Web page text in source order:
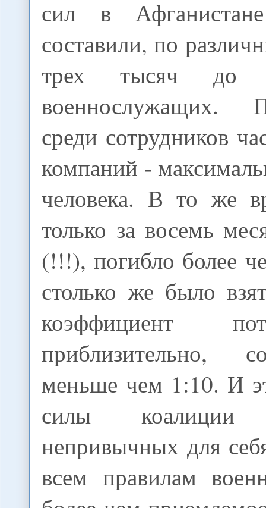
сил в
составили, по
трех тысяч до
военнослужащих.
среди сотрудников
компаний -
человека. В то же
только за восемь
(!!!), погибло более
столько же было
коэффициент
приблизительно,
меньше чем 1:10. И
силы
непривычных для
всем правилам